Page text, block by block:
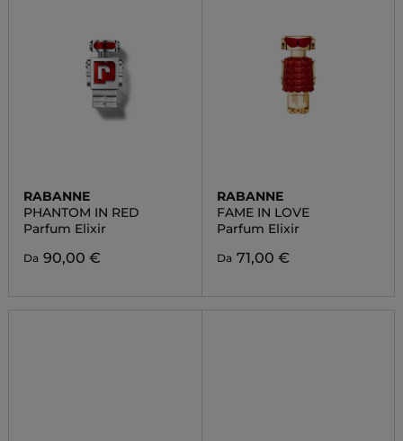
RABANNE
PHANTOM IN RED
Parfum Elixir
Da 90,00 €
RABANNE
FAME IN LOVE
Parfum Elixir
Da 71,00 €